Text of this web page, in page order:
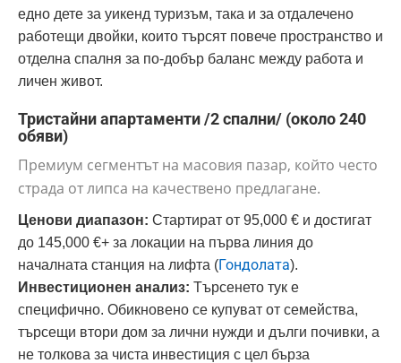
едно дете за уикенд туризъм, така и за отдалечено
работещи двойки, които търсят повече пространство и
отделна спалня за по-добър баланс между работа и
личен живот.
Тристайни апартаменти /2 спални/ (около 240
обяви)
Премиум сегментът на масовия пазар, който често
страда от липса на качествено предлагане.
Ценови диапазон: Стартират от 95,000 € и достигат
до 145,000 €+ за локации на първа линия до
началната станция на лифта (Гондолата).
Инвестиционен анализ: Търсенето тук е
специфично. Обикновено се купуват от семейства,
търсещи втори дом за лични нужди и дълги почивки, а
не толкова за чиста инвестиция с цел бърза